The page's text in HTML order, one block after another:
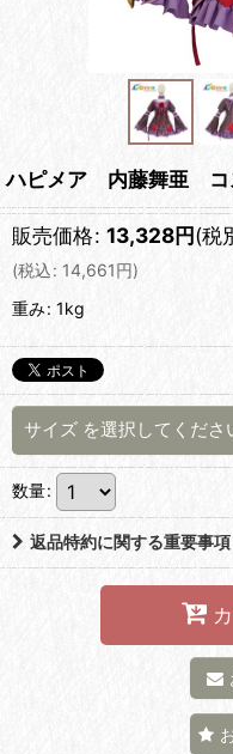
ハピメア 内藤舞亜 コ
販売価格: 13,328円(税
(税込: 14,661円)
重み: 1kg
サイズ を選択してくださ
数量:
返品特約に関する重要事項